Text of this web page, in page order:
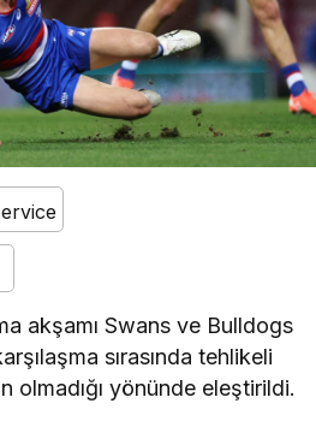
akşamı Swans ve Bulldogs
sırasında tehlikeli
olmadığı yönünde eleştirildi.